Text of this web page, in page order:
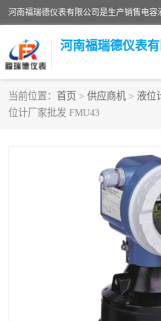
河南福瑞德仪表
当前位置： 首页 > 供应商机 > 液位
位计厂家批发 FMU43
液位计